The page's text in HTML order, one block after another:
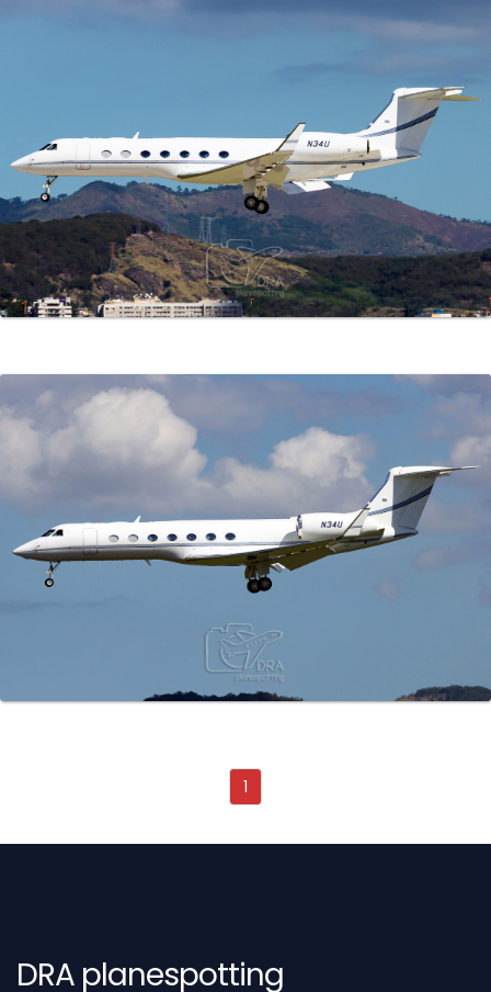
1
DRA planespotting